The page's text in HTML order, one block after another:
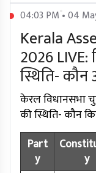
04:03 PM • 04
Kerala
2026 LIVE:
स्थिति-
केरल विधानसभा
की स्थिति- कौन
Part
y
y